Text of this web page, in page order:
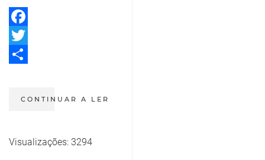
Facebook
Twitter
CONTINUAR A LER
Visualizações: 3294